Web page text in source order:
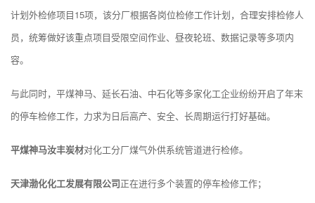
计划外检修项目15项，该分厂根据各岗位检修工作计划，合理安排检修人
员，统筹做好该重点项目受限空间作业、昼夜轮班、数据记录等多项内
容。
与此同时，平煤神马、延长石油、中石化等多家化工企业纷纷开启了年末
的停车检修工作，力求为日后高产、安全、长周期运行打好基础。
平煤神马汝丰炭材对化工分厂煤气外供系统管道进行检修。
天津渤化化工发展有限公司正在进行多个装置的停车检修工作；